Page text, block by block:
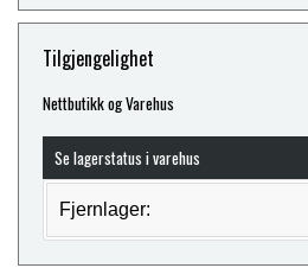
Tilgjengelighet
Nettbutikk og Varehus
Se lagerstatus i varehus
Fjernlager: